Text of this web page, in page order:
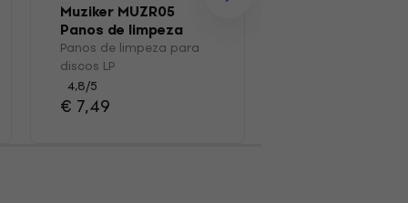
Muziker MUZR05
Panos de limpeza
para discos LP
Panos de limpeza para
discos LP
4,8/5
€ 7,49